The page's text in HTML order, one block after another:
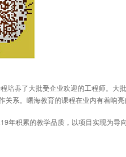
培养了大批受企业欢迎的工程师。大
关系。曙海教育的课程在业内有着响亮
年积累的教学品质，以项目实现为导